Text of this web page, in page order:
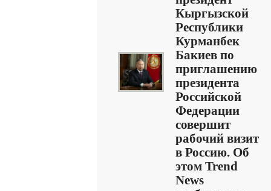
Кыргызской
Республики
Курманбек
Бакиев по
приглашению
президента
Российской
Федерации
совершит
рабочий визит
в Россию. Об
этом Trend
News